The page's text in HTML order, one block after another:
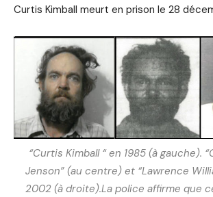
Curtis Kimball meurt en prison le 28
“Curtis Kimball “ en 1985 (à gauche).
Jenson” (au centre) et “Lawrence
2002 (à droite).La police affirme que